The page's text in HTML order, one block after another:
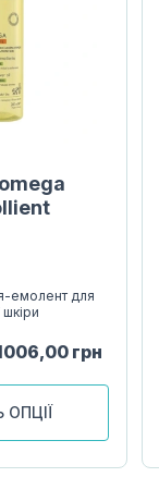
емолент для
шкіри
грн
ОПЦІЇ